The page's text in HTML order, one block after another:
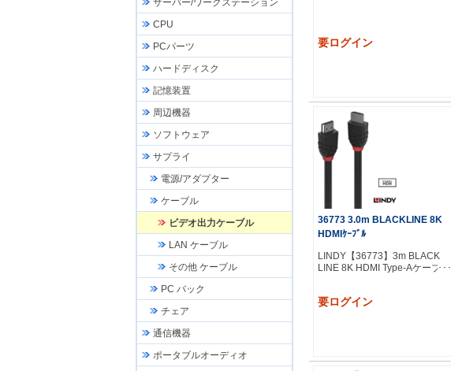
要ログイン
36773 3.0m BLACKLINE 8K
HDMIｹｰﾌﾞﾙ
LINDY【36773】3m BLACK
LINE 8K HDMI Type-Aケーブル
要ログイン
サーバー/ワークステーション
CPU
PCパーツ
ハードディスク
記憶装置
周辺機器
ソフトウェア
サプライ
電源/アダプター
ケーブル
ビデオ出力ケーブル
LAN ケーブル
その他 ケーブル
PC バック
チェア
通信機器
ポータブルオーディオ